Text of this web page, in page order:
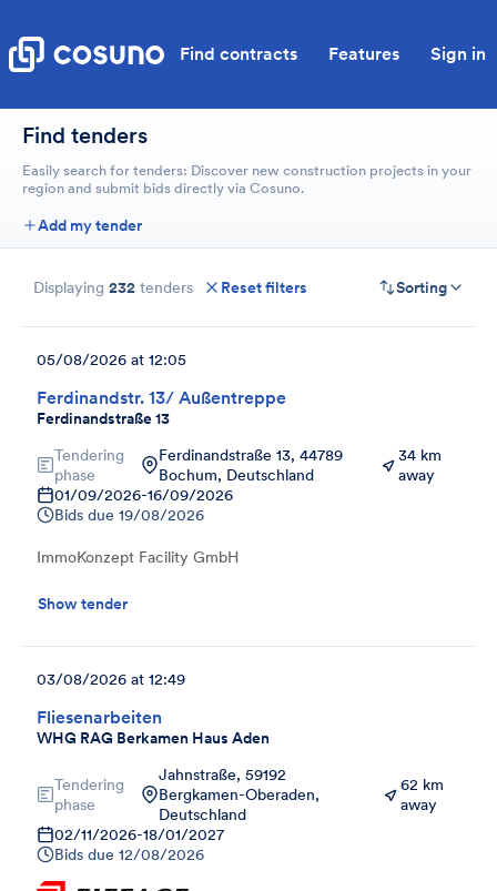
Find contracts Features Sign in
Find tenders
Easily search for tenders: Discover new construction projects in your
region and submit bids directly via Cosuno.
Add my tender
Displaying 232 tenders Reset filters Sorting
Ferdinandstr. 13/ Außentreppe
Ferdinandstraße 13
05/08/2026 at 12:05
Tendering
phase
Ferdinandstraße 13, 44789
Bochum, Deutschland
34 km
away
01/09/2026-16/09/2026
Bids due 19/08/2026
ImmoKonzept Facility GmbH
Show tender
Fliesenarbeiten
WHG RAG Berkamen Haus Aden
03/08/2026 at 12:49
Tendering
phase
Jahnstraße, 59192
Bergkamen-Oberaden,
Deutschland
62 km
away
02/11/2026-18/01/2027
Bids due 12/08/2026